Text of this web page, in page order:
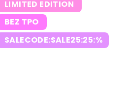
LIMITED EDITION
BEZ TPO
SALECODE:SALE25:25:%